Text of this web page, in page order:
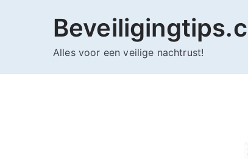
Alles voor een veilige nachtrust!